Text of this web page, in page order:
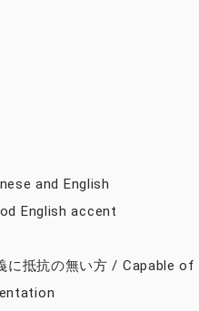
and English
English accent
に抵抗の無い方 / Capable of